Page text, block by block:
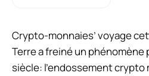
Crypto-monnaies’voyage
Terre a freiné un phénomène
siècle: l’endossement crypto